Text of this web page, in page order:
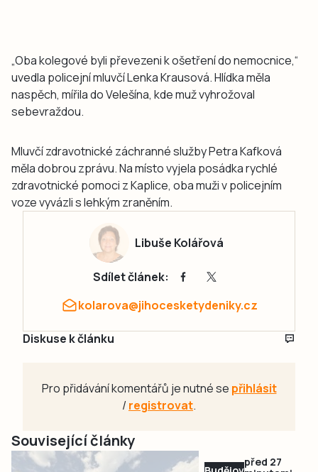
„Oba kolegové byli převezeni k ošetření do nemocnice,“
uvedla policejní mluvčí Lenka Krausová. Hlídka měla
naspěch, mířila do Velešína, kde muž vyhrožoval
sebevraždou.
Mluvčí zdravotnické záchranné služby Petra Kafková
měla dobrou zprávu. Na místo vyjela posádka rychlé
zdravotnické pomoci z Kaplice, oba muži v policejním
voze vyvázli s lehkým zraněním.
Libuše Kolářová
Sdílet článek:
kolarova@jihocesketydeniky.cz
Diskuse k článku
Pro přidávání komentářů je nutné se přihlásit
/registrovat.
Související články
před 27